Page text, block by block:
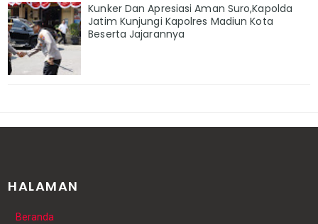
Kunker Dan Apresiasi Aman Suro,Kapolda
Jatim Kunjungi Kapolres Madiun Kota
Beserta Jajarannya
HALAMAN
Beranda